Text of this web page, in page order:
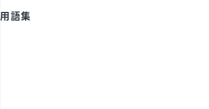
用語集